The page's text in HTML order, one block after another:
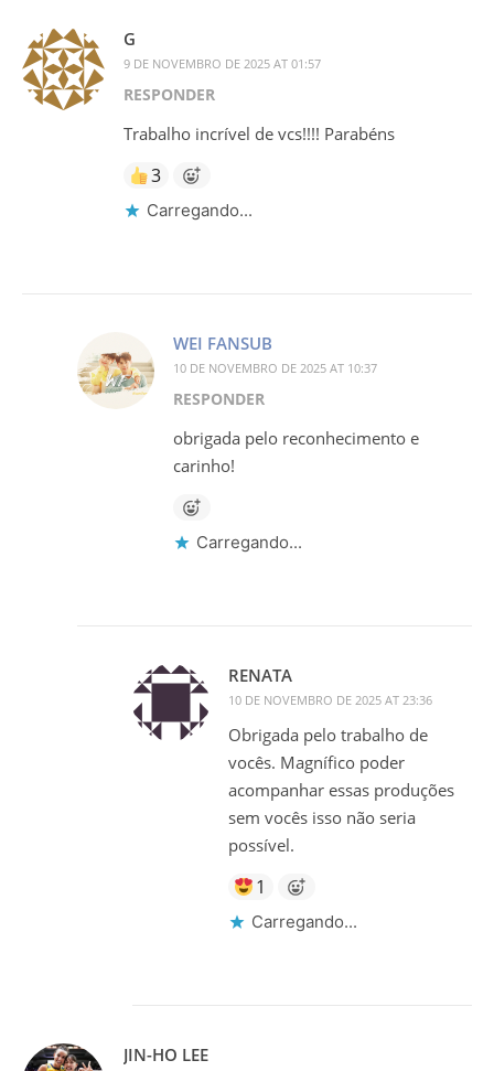
G
9 DE NOVEMBRO DE 2025 AT 01:57
RESPONDER
Trabalho incrível de vcs!!!! Parabéns
3
Carregando...
WEI FANSUB
10 DE NOVEMBRO DE 2025 AT 10:37
RESPONDER
obrigada pelo reconhecimento e
carinho!
Carregando...
RENATA
10 DE NOVEMBRO DE 2025 AT 23:36
Obrigada pelo trabalho de
vocês. Magnífico poder
acompanhar essas produções
sem vocês isso não seria
possível.
1
Carregando...
JIN-HO LEE